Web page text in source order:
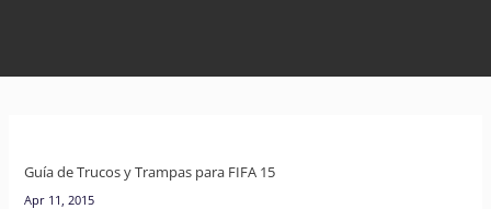
Guía de Trucos y Trampas para FIFA 15
Apr 11, 2015